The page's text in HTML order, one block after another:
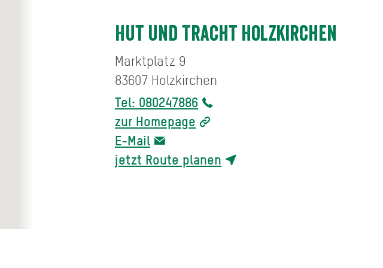
Hut und Tracht Holzkirchen
Marktplatz 9
83607 Holzkirchen
Tel: 080247886
zur Homepage
E-Mail
jetzt Route planen